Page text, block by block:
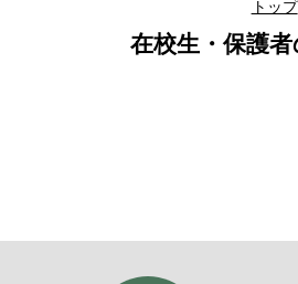
トップ
在校生・保護